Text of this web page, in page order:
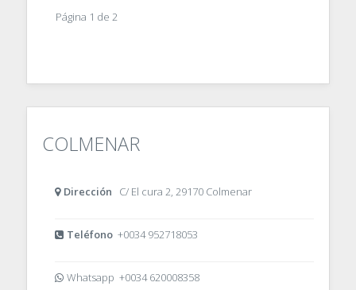
Página 1 de 2
COLMENAR
Dirección C/ El cura 2, 29170 Colmenar
Teléfono+0034 952718053
Whatsapp +0034 620008358